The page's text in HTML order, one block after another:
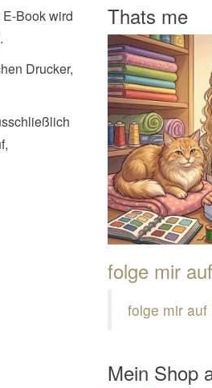
Book wird
Drucker,
Thats me
folge mir
folge mir auf
Mein Shop